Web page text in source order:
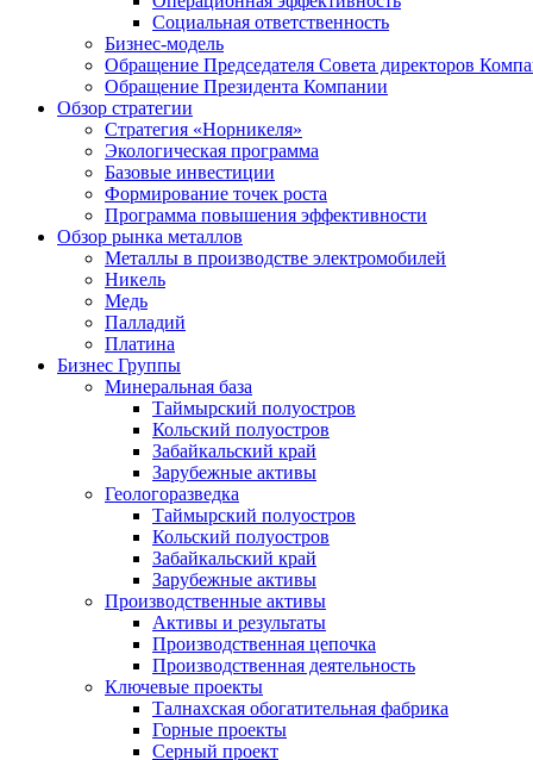
Социальная ответственность
Бизнес-модель
Обращение Председателя Совета директоров
Обращение Президента Компании
Обзор стратегии
Стратегия «Норникеля»
Экологическая программа
Базовые инвестиции
Формирование точек роста
Программа повышения эффективности
Обзор рынка металлов
Металлы в производстве электромобилей
Никель
Медь
Палладий
Платина
Бизнес Группы
Минеральная база
Таймырский полуостров
Кольский полуостров
Забайкальский край
Зарубежные активы
Геологоразведка
Таймырский полуостров
Кольский полуостров
Забайкальский край
Зарубежные активы
Производственные активы
Активы и результаты
Производственная цепочка
Производственная деятельность
Ключевые проекты
Талнахская обогатительная фабрика
Горные проекты
Серный проект